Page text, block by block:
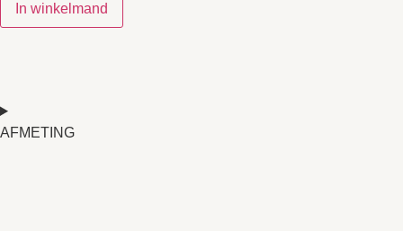
In winkelmand
AFMETING